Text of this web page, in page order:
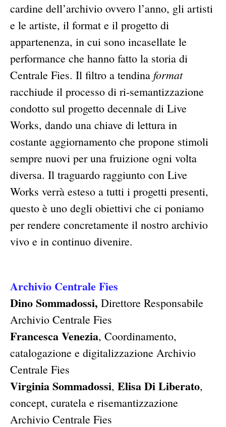
cardine dell’archivio ovvero l’anno, gli artisti
e le artiste, il format e il progetto di
appartenenza, in cui sono incasellate le
performance che hanno fatto la storia di
Centrale Fies. Il filtro a tendina format
racchiude il processo di ri-semantizzazione
condotto sul progetto decennale di Live
Works, dando una chiave di lettura in
costante aggiornamento che propone stimoli
sempre nuovi per una fruizione ogni volta
diversa. Il traguardo raggiunto con Live
Works verrà esteso a tutti i progetti presenti,
questo è uno degli obiettivi che ci poniamo
per rendere concretamente il nostro archivio
vivo e in continuo divenire.
Archivio Centrale Fies
Dino Sommadossi, Direttore Responsabile
Archivio Centrale Fies
Francesca Venezia, Coordinamento,
catalogazione e digitalizzazione Archivio
Centrale Fies
Virginia Sommadossi, Elisa Di Liberato,
concept, curatela e risemantizzazione
Archivio Centrale Fies